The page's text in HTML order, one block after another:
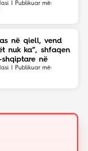
| Publikuar më:
në qiell, vend
nuk ka”, shfaqen
në
| Publikuar më: